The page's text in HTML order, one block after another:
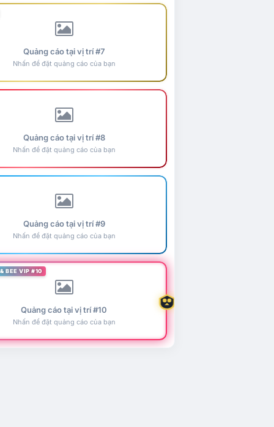
Quảng cáo tại vị trí #7
Nhấn để đặt quảng cáo của bạn
Quảng cáo tại vị trí #8
Nhấn để đặt quảng cáo của bạn
Quảng cáo tại vị trí #9
Nhấn để đặt quảng cáo của bạn
BEE VIP #10
Quảng cáo tại vị trí #10
Nhấn để đặt quảng cáo của bạn